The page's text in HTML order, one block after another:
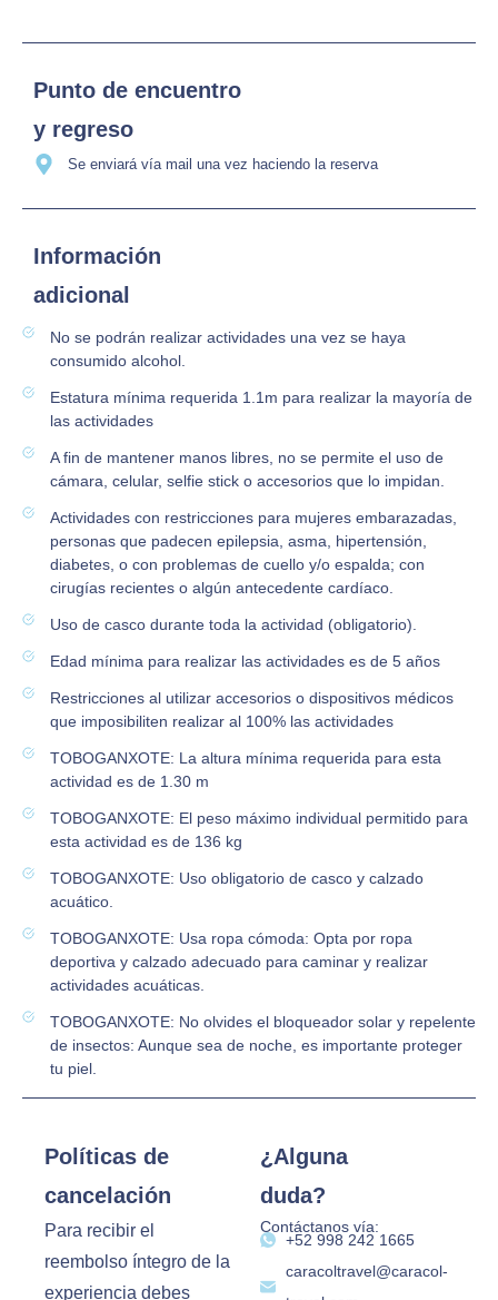
Punto de encuentro
y regreso
Se enviará vía mail una vez haciendo la reserva
Información
adicional
No se podrán realizar actividades una vez se haya
consumido alcohol.
Estatura mínima requerida 1.1m para realizar la mayoría de
las actividades
A fin de mantener manos libres, no se permite el uso de
cámara, celular, selfie stick o accesorios que lo impidan.
Actividades con restricciones para mujeres embarazadas,
personas que padecen epilepsia, asma, hipertensión,
diabetes, o con problemas de cuello y/o espalda; con
cirugías recientes o algún antecedente cardíaco.
Uso de casco durante toda la actividad (obligatorio).
Edad mínima para realizar las actividades es de 5 años
Restricciones al utilizar accesorios o dispositivos médicos
que imposibiliten realizar al 100% las actividades
TOBOGANXOTE: La altura mínima requerida para esta
actividad es de 1.30 m
TOBOGANXOTE: El peso máximo individual permitido para
esta actividad es de 136 kg
TOBOGANXOTE: Uso obligatorio de casco y calzado
acuático.
TOBOGANXOTE: Usa ropa cómoda: Opta por ropa
deportiva y calzado adecuado para caminar y realizar
actividades acuáticas.
TOBOGANXOTE: No olvides el bloqueador solar y repelente
de insectos: Aunque sea de noche, es importante proteger
tu piel.
Políticas de
cancelación
Para recibir el
reembolso íntegro de la
experiencia debes
¿Alguna
duda?
Contáctanos vía:
‪+52 998 242 1665‬
caracoltravel@caracol-